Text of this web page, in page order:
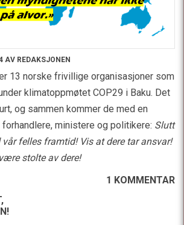
AV REDAKSJONEN
13 norske frivillige organisasjoner som
klimatoppmøtet COP29 i Baku. Det
og sammen kommer de med en
ministere og politikere: Slutt
felles framtid! Vis at dere tar ansvar!
stolte av dere!
1 KOMMENTAR